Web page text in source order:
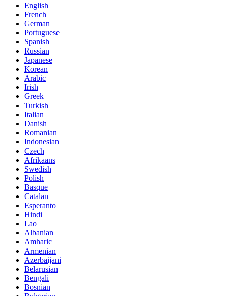
English
French
German
Portuguese
Spanish
Russian
Japanese
Korean
Arabic
Irish
Greek
Turkish
Italian
Danish
Romanian
Indonesian
Czech
Afrikaans
Swedish
Polish
Basque
Catalan
Esperanto
Hindi
Lao
Albanian
Amharic
Armenian
Azerbaijani
Belarusian
Bengali
Bosnian